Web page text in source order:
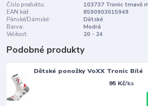
Číslo produktu:
103737 Tronic tmavě
EAN kód:
8590903015949
Pánské/Dámské:
Dětské
Barva:
Modrá
Velikost:
20 - 24
Podobné produkty
Dětské ponožky VoXX Tronic Bílé
95 Kč/ks